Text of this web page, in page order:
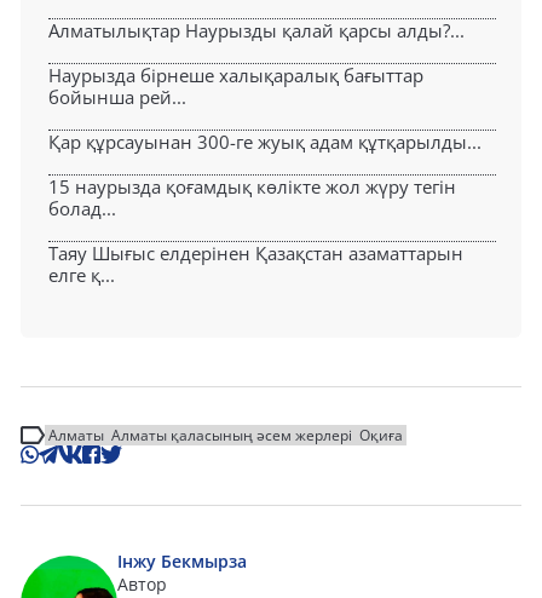
Алматылықтар Наурызды қалай қарсы алды?...
Наурызда бірнеше халықаралық бағыттар
бойынша рей...
Қар құрсауынан 300-ге жуық адам құтқарылды...
15 наурызда қоғамдық көлікте жол жүру тегін
болад...
Таяу Шығыс елдерінен Қазақстан азаматтарын
елге қ...
Алматы Алматы қаласының әсем жерлері Оқиға
Інжу Бекмырза
Автор